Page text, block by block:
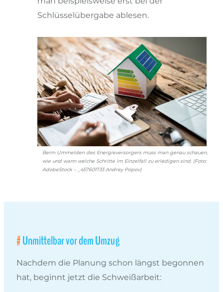
Schlüsselübergabe ablesen.
Beim Ummelden des Energieversorgers muss man genau schauen,
wie und wann welche Schritte im Einzelfall zu erledigen sind. (Foto:
AdobeStock – _457601733 Andrey Popov)
Unmittelbar vor dem Umzug
Nachdem die Planung schon längst begonnen
hat, beginnt jetzt die Schweißarbeit: